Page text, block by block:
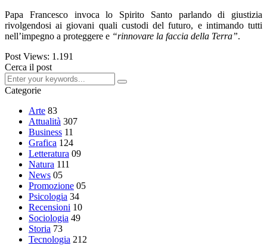
Papa Francesco invoca lo Spirito Santo parlando di giustizia
rivolgendosi ai giovani quali custodi del futuro, e intimando tutti
nell’impegno a proteggere e “rinnovare la faccia della Terra”.
Post Views: 1.191
Cerca il post
Categorie
Arte 83
Attualità 307
Business 11
Grafica 124
Letteratura 09
Natura 111
News 05
Promozione 05
Psicologia 34
Recensioni 10
Sociologia 49
Storia 73
Tecnologia 212